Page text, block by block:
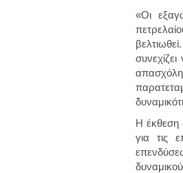
«Οι
Η έκθεση
για τις